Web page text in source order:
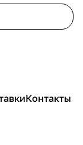
Контакты